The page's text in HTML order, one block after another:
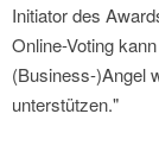
Initiator des
Online-Voting
(Business-)Angel
unterstützen."